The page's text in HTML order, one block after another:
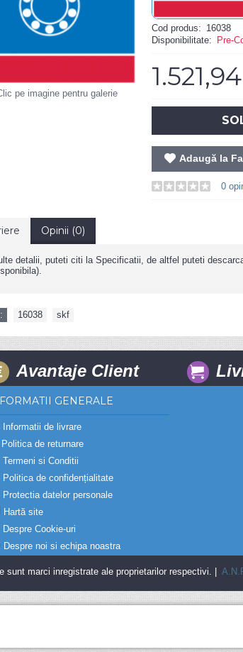
pe imagine pentru galerie
Cod produs: 16038
Disponibilitate:
Pre-
Adaugă la
0
Opinii (0)
detalii, puteti citi la Specificatii, de altfel puteti
16038 skf
Avantaje Client
GENERALE
Informatii de livrare
Politica de returnare
Termeni si Conditii
Politica de confidențialitate
Protectia datelor personale
Hartă site
Despre Cookie-uri
Despre noi si echipa noastra
marci inregistrate ale proprietarilor respectivi. |